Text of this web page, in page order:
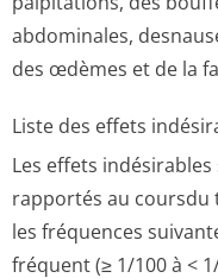
abdominales,
des œdèmes et de la
Liste des effets
Les effets
rapportés au coursdu
les fréquences
fréquent (≥ 1/100 à <